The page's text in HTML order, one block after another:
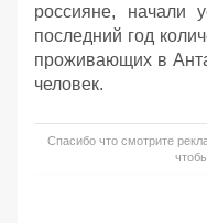
россияне, начали
последний год
проживающих в
человек.
Спасибо что смотрите